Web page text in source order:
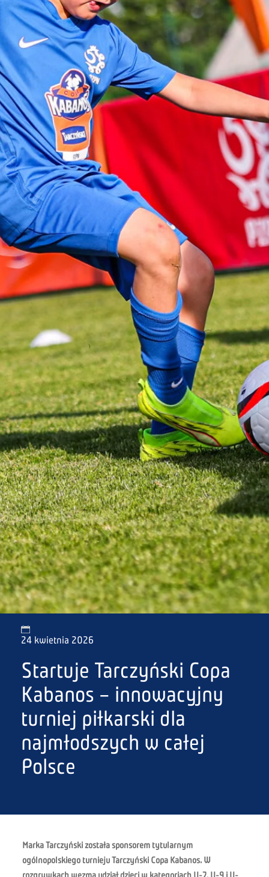
24 kwietnia 2026
Startuje Tarczyński Copa
Kabanos – innowacyjny
turniej piłkarski dla
najmłodszych w całej
Polsce
Marka Tarczyński została sponsorem tytularnym
ogólnopolskiego turnieju Tarczyński Copa Kabanos. W